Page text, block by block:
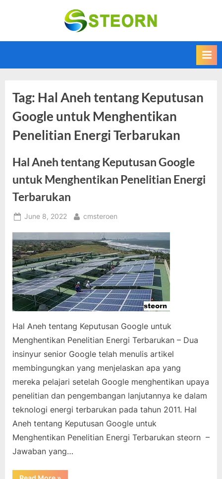
Informasi
Terkini dan
Informasi teknologi
terbaru dan
Tag: Hal Aneh tentang Keputusan
Google untuk Menghentikan
Penelitian Energi Terbarukan
Hal Aneh tentang Keputusan Google
untuk Menghentikan Penelitian Energi
Terbarukan
Posted
June 8, 2022 By
cmsteroen
Hal Aneh tentang Keputusan Google untuk
Menghentikan Penelitian Energi Terbarukan – Dua
insinyur senior Google telah menulis artikel
membingungkan yang menjelaskan apa yang
mereka pelajari setelah Google menghentikan upaya
penelitian dan pengembangan lanjutannya ke dalam
teknologi energi terbarukan pada tahun 2011. Hal
Aneh tentang Keputusan Google untuk
Menghentikan Penelitian Energi Terbarukan steorn –
Jawaban yang…
“Hal